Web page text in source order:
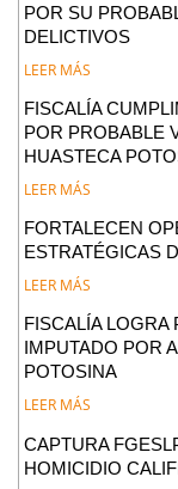
POR SU
DELICTIVOS
LEER MÁS
FISCALÍA
POR PROBABLE
HUASTECA
LEER MÁS
FORTALECEN
ESTRATÉGICAS
LEER MÁS
FISCALÍA LOGRA
IMPUTADO POR
POTOSINA
LEER MÁS
CAPTURA
HOMICIDIO